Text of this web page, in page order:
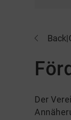
Back|
Der